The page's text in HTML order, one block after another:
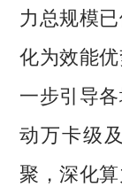
力总规模
化为效能
一步引导
动万卡级
聚，深化